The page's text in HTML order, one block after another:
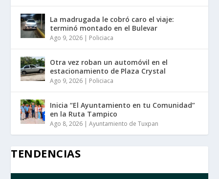
La madrugada le cobró caro el viaje:
terminó montado en el Bulevar
Ago 9, 2026 | Policiaca
Otra vez roban un automóvil en el
estacionamiento de Plaza Crystal
Ago 9, 2026 | Policiaca
Inicia “El Ayuntamiento en tu Comunidad”
en la Ruta Tampico
Ago 8, 2026 |Ayuntamiento de Tuxpan
TENDENCIAS